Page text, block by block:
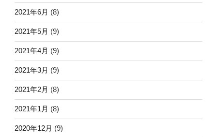
2021年6月 (8)
2021年5月 (9)
2021年4月 (9)
2021年3月 (9)
2021年2月 (8)
2021年1月 (8)
2020年12月 (9)